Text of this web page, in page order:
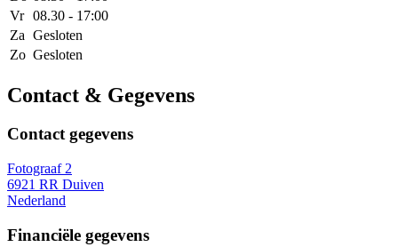
Vr 08.30 - 17:00
Za Gesloten
Zo Gesloten
Contact & Gegevens
Contact gegevens
Fotograaf 2
6921 RR Duiven
Nederland
Financiële gegevens